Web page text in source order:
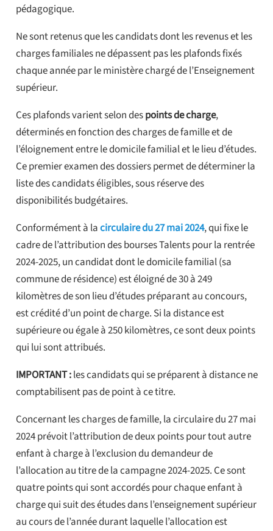
pédagogique.
Ne sont retenus que les candidats dont les revenus et les
charges familiales ne dépassent pas les plafonds fixés
chaque année par le ministère chargé de l’Enseignement
supérieur.
Ces plafonds varient selon despoints de charge,
déterminés en fonction des charges de famille et de
l’éloignement entre le domicile familial et le lieu d’études.
Ce premier examen des dossiers permet de déterminer la
liste des candidats éligibles, sous réserve des
disponibilités budgétaires.
Conformément à lacirculaire du 27 mai 2024, qui fixe le
cadre de l’attribution des bourses Talents pour la rentrée
2024-2025, un candidat dont le domicile familial (sa
commune de résidence) est éloigné de 30 à 249
kilomètres de son lieu d’études préparant au concours,
est crédité d’un point de charge. Si la distance est
supérieure ou égale à 250 kilomètres, ce sont deux points
qui lui sont attribués.
IMPORTANT :les candidats qui se préparent à distance ne
comptabilisent pas de point à ce titre.
Concernant les charges de famille, la circulaire du 27 mai
2024 prévoit l’attribution de deux points pour tout autre
enfant à charge à l’exclusion du demandeur de
l’allocation au titre de la campagne 2024-2025. Ce sont
quatre points qui sont accordés pour chaque enfant à
charge qui suit des études dans l’enseignement supérieur
au cours de l’année durant laquelle l’allocation est